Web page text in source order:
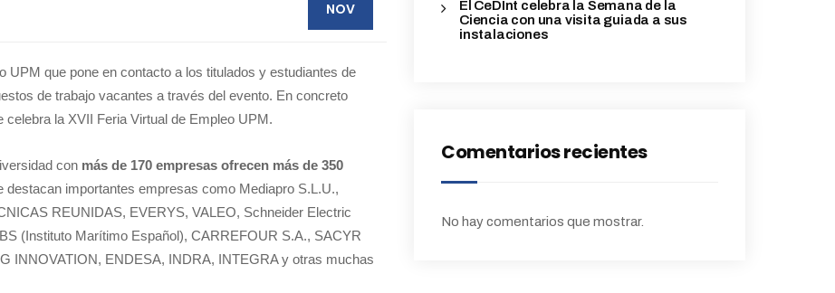
NOV
UPM que pone en contacto a los titulados y estudiantes de
de trabajo vacantes a través del evento. En concreto
la XVII Feria Virtual de Empleo UPM.
con más de 170 empresas ofrecen más de 350
destacan importantes empresas como Mediapro S.L.U.,
REUNIDAS, EVERYS, VALEO, Schneider Electric
(Instituto Marítimo Español), CARREFOUR S.A., SACYR
INNOVATION, ENDESA, INDRA, INTEGRA y otras muchas
El CeDInt celebra la Semana de la
Ciencia con una visita guiada a sus
instalaciones
Comentarios recientes
No hay comentarios que mostrar.